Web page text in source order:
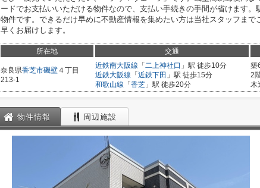
ードでお支払いいただける物件なので、支払い手続きの手間が省けます
物件です。できるだけ早めに不動産情報を集めたい方は当社スタッフま
早くお届けします。
所在地 交通
奈良県香芝市磯壁４丁目
213-1
近鉄南大阪線 「 二上神社口 」駅 徒歩10分
近鉄大阪線 「 近鉄下田 」駅 徒歩15分
和歌山線 「 香芝 」駅 徒歩20分
築
2
木
物件情報 周辺施設